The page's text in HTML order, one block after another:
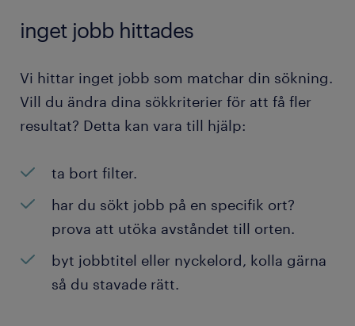
inget jobb hittades
Vi hittar inget jobb som matchar din sökning.
Vill du ändra dina sökkriterier för att få fler
resultat? Detta kan vara till hjälp:
ta bort filter.
har du sökt jobb på en specifik ort?
prova att utöka avståndet till orten.
byt jobbtitel eller nyckelord, kolla gärna
så du stavade rätt.